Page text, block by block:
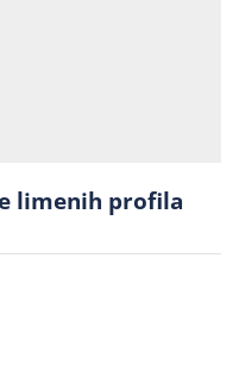
limenih profila